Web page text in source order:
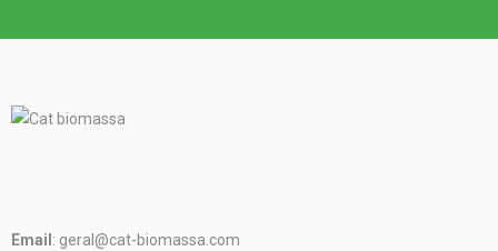
Email : geral@cat-biomassa.com